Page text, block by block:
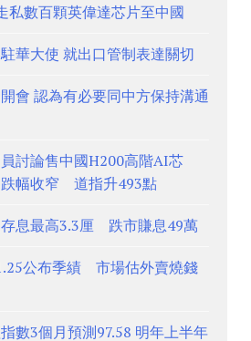
私數百顆英偉達芯片至中國
華大使 就出口管制表達關切
會 認為有必要同中方保持溝通
討論售中國H200高階AI芯
幅收窄 道指升493點
息最高3.3厘 跌市賺息49萬
公布季績 市場估外賣燒錢
數3個月預測97.58 明年上半年